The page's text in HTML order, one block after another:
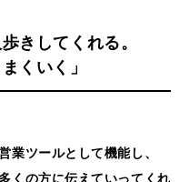
きしてくれる。
くいく」
業ツールとして機能し、
くの方に伝えていってくれ